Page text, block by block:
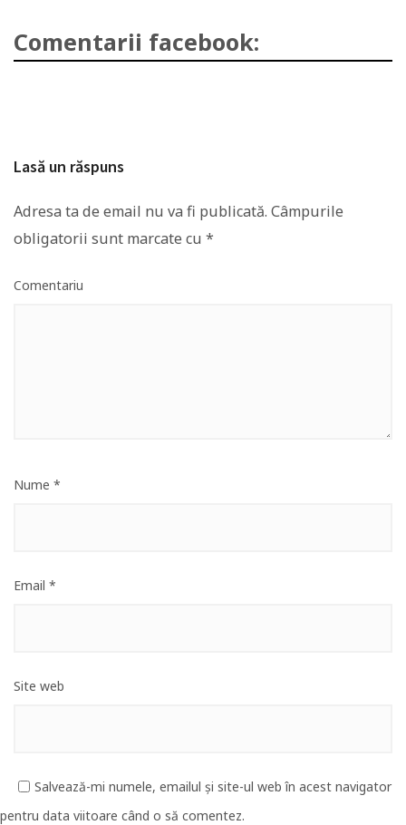
Comentarii facebook:
Lasă un răspuns
Adresa ta de email nu va fi publicată. Câmpurile
obligatorii sunt marcate cu *
Comentariu
Nume *
Email *
Site web
Salvează-mi numele, emailul și site-ul web în acest navigator
pentru data viitoare când o să comentez.